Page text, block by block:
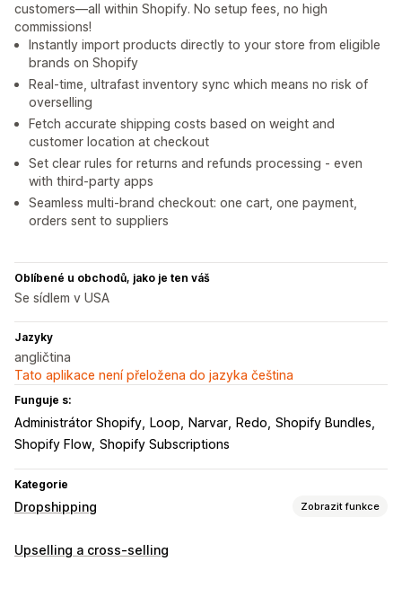
customers—all within Shopify. No setup fees, no high
commissions!
Instantly import products directly to your store from eligible
brands on Shopify
Real-time, ultrafast inventory sync which means no risk of
overselling
Fetch accurate shipping costs based on weight and
customer location at checkout
Set clear rules for returns and refunds processing - even
with third-party apps
Seamless multi-brand checkout: one cart, one payment,
orders sent to suppliers
Oblíbené u obchodů, jako je ten váš
Se sídlem v USA
Jazyky
angličtina
Tato aplikace není přeložena do jazyka čeština
Funguje s:
Administrátor Shopify Loop Narvar Redo Shopify Bundles
Shopify Flow Shopify Subscriptions
Kategorie
Dropshipping Zobrazit funkce
Produkty, které můžete prodávat
Upselling a cross-selling